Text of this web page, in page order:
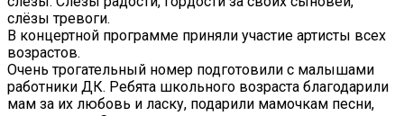
слёзы тревоги.
В концертной программе приняли участие артисты всех
возрастов.
Очень трогательный номер подготовили с малышами
работники ДК. Ребята школьного возраста благодарили
мам за их любовь и ласку, подарили мамочкам песни,